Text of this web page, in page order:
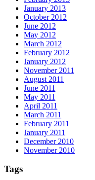
January 2013
October 2012
June 2012
May 2012
March 2012
February 2012
January 2012
November 2011
August 2011
June 2011
May 2011
April 2011
March 2011
February 2011
January 2011
December 2010
November 2010
Tags